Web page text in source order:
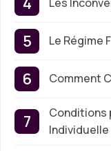
Le Régime
Comment
Conditions
Individuelle